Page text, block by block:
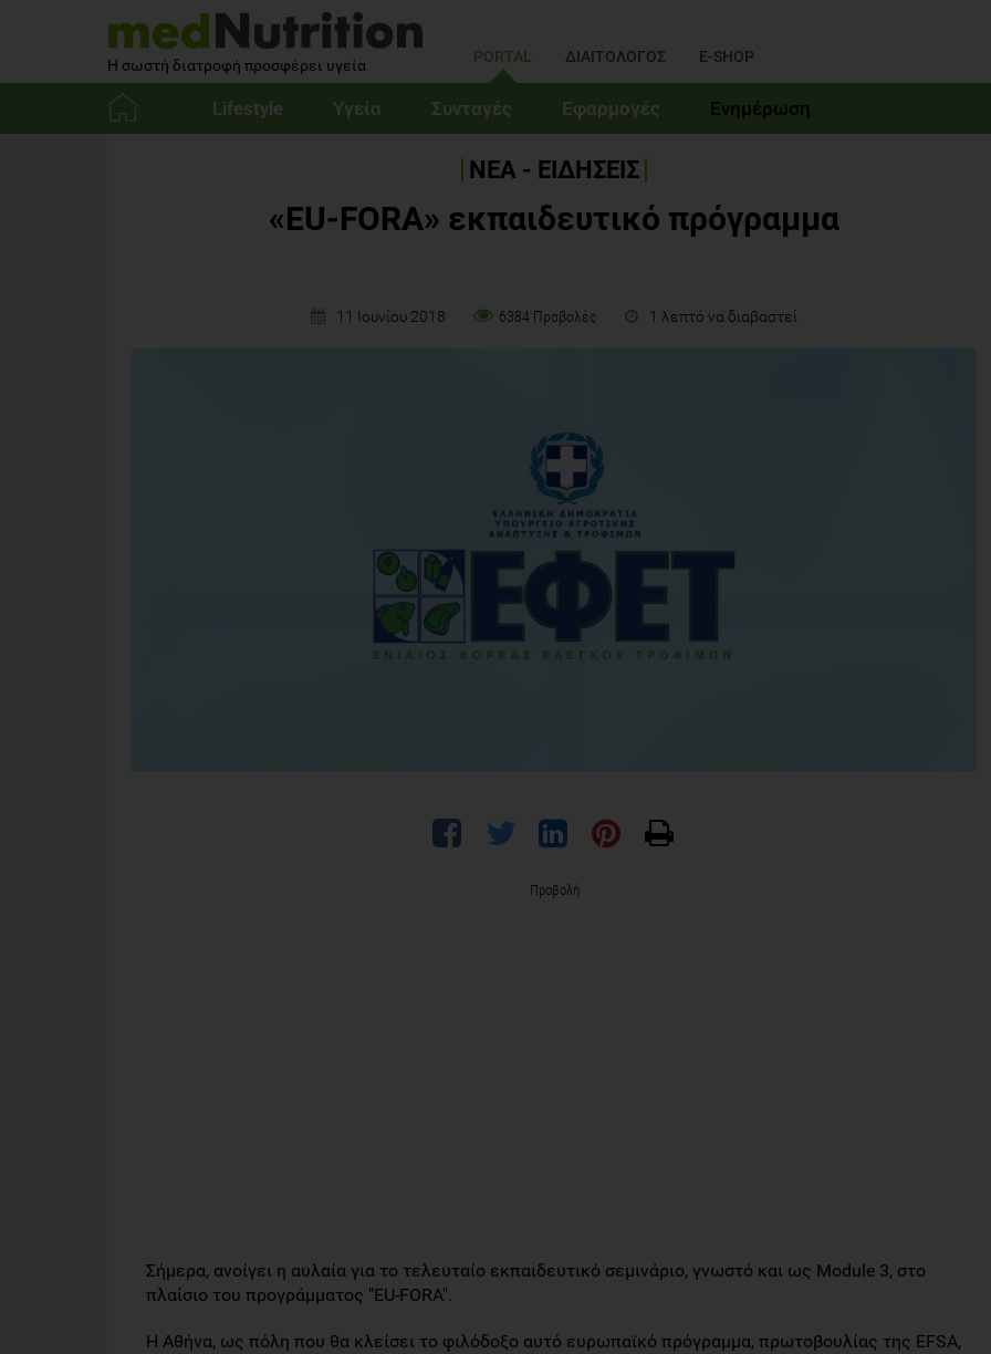
Η σωστή διατροφή προσφέρει υγεία PORTAL ΔΙΑΙΤΟΛΟΓΟΣ E-SHOP
Lifestyle Υγεία Συνταγές Εφαρμογές Ενημέρωση
ΝΕΑ - ΕΙΔΗΣΕΙΣ
«EU-FORA» εκπαιδευτικό πρόγραμμα
11 Ιουνίου 2018 6384 Προβολές 1 λεπτό να διαβαστεί
Προβολή
Σήμερα, ανοίγει η αυλαία για το τελευταίο εκπαιδευτικό σεμινάριο, γνωστό και ως Module 3, στο
πλαίσιο του προγράμματος "EU-FORA".
Η Αθήνα, ως πόλη που θα κλείσει το φιλόδοξο αυτό ευρωπαϊκό πρόγραμμα, πρωτοβουλίας της EFSA,